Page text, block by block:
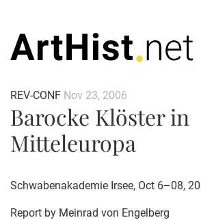
REV-CONF Nov 23, 2006
Barocke Klöster in
Mitteleuropa
Schwabenakademie Irsee, Oct 6–08,
Report by Meinrad von Engelberg